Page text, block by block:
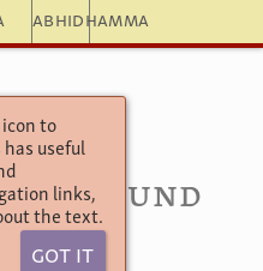
Abhidhamma
icon to
has useful
links,
the text.
Got It
Nikāya
Buch
und